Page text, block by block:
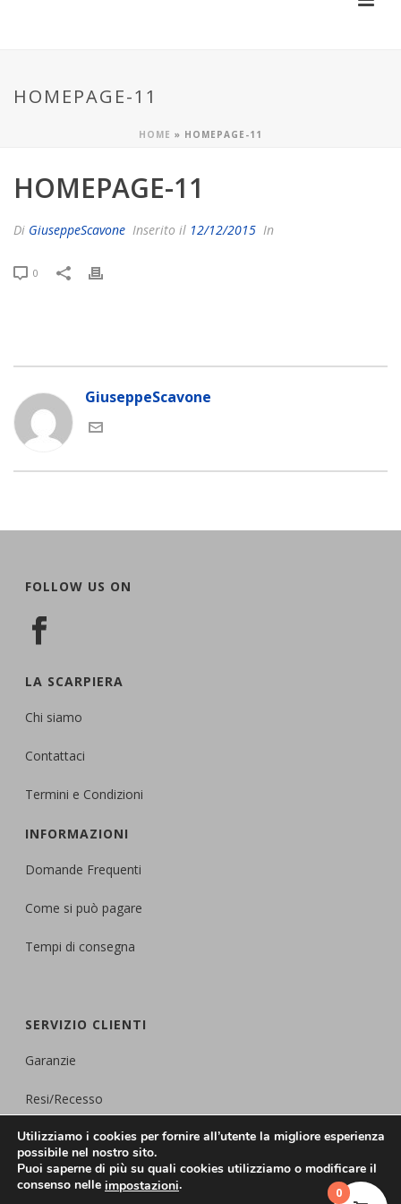
HOMEPAGE-11
HOME » HOMEPAGE-11
HOMEPAGE-11
Di GiuseppeScavone Inserito il 12/12/2015 In
0
GiuseppeScavone
FOLLOW US ON
LA SCARPIERA
Chi siamo
Contattaci
Termini e Condizioni
INFORMAZIONI
Domande Frequenti
Come si può pagare
Tempi di consegna
SERVIZIO CLIENTI
Garanzie
Resi/Recesso
Protezione dellaPrivacy
0
Utilizziamo i cookies per fornire all’utente la migliore esperienza
possibile nel nostro sito.
Puoi saperne di più su quali cookies utilizziamo o modificare il
consenso nelle impostazioni.